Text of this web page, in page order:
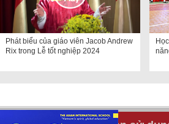
Phát biểu của giáo viên Jacob Andrew
Rix trong Lễ tốt nghiệp 2024